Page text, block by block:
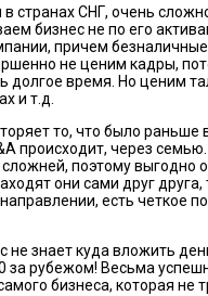
специфику вверенной
сам энергично браться
опыт.
дезориентировал
нет плана «Б» на
царит
не говоря уже об
странах СНГ, очень
бизнес не по его
причем
не ценим кадры,
долгое время. Но ценим
и т.д.
то, что было раньше
происходит, через
поэтому выгодно
они сами друг
направлении, есть четкое
не знает куда вложить
за рубежом! Весьма
бизнеса, которая не